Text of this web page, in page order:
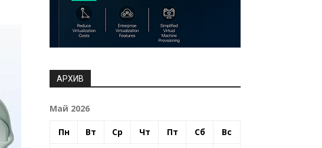
АРХИВ
Май 2026
Пн Вт Ср Чт Пт Сб Вс